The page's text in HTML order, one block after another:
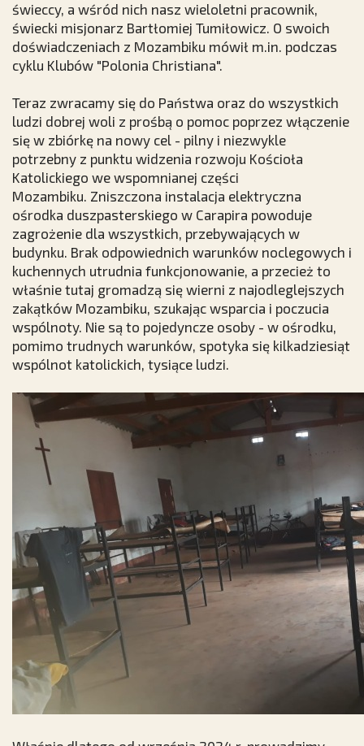
świeccy, a wśród nich nasz wieloletni pracownik,
świecki misjonarz Bartłomiej Tumiłowicz. O swoich
doświadczeniach z Mozambiku mówił m.in. podczas
cyklu Klubów "Polonia Christiana".
Teraz zwracamy się do Państwa oraz do wszystkich
ludzi dobrej woli z prośbą o pomoc poprzez włączenie
się w zbiórkę na nowy cel - pilny i niezwykle
potrzebny z punktu widzenia rozwoju Kościoła
Katolickiego we wspomnianej części
Mozambiku. Zniszczona instalacja elektryczna
ośrodka duszpasterskiego w Carapira powoduje
zagrożenie dla wszystkich, przebywających w
budynku. Brak odpowiednich warunków noclegowych i
kuchennych utrudnia funkcjonowanie, a przecież to
właśnie tutaj gromadzą się wierni z najodleglejszych
zakątków Mozambiku, szukając wsparcia i poczucia
wspólnoty. Nie są to pojedyncze osoby - w ośrodku,
pomimo trudnych warunków, spotyka się kilkadziesiąt
wspólnot katolickich, tysiące ludzi.